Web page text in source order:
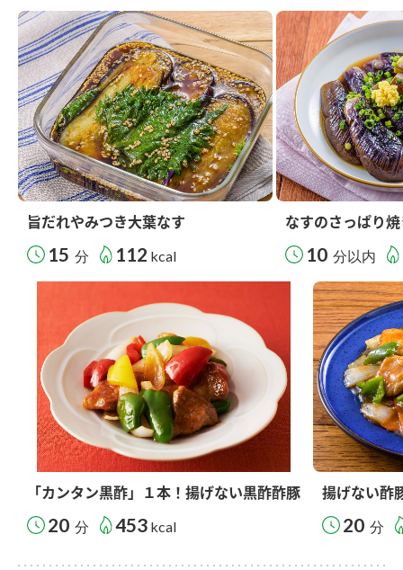
旨だれやみつき大葉なす
15 分 112 kcal
なすのさっぱり
10 分以内
「カンタン黒酢」１本！揚げない黒酢酢豚
20 分 453 kcal
揚げない酢
20 分